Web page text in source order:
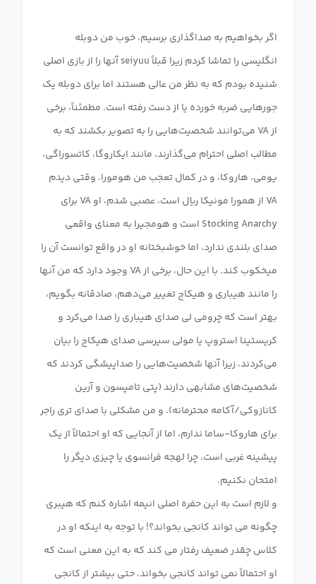
اگر بخواهیم به صداگذاری برسیم، خوب من دوبله
انگلیسی را تماشا کردم زیرا قبلاً seiyuu آنها را از بازی اصلی
شنیده بودم که به نظر من عالی هستند اما برای دوبله یک
جورهایی ضربه خورده یا از دست رفته است. مطمئناً، برخی
از VA می‌توانند شخصیت‌هایی را به تصویر بکشند که به
مطالب اصلی احترام می‌گذارند، مانند ایکاروگا، کاتسوراگی،
یومی، هاروکا، و در کمال تعجب من هومورا. وقتی دیدم
VA از همورا مونیکا ریال است، عصبی شدم، او VA برای
Stocking Anarchy است و هومجیرا به معنای واقعی
صدای بلندی ندارد، اما خوشبختانه او در واقع توانست آن را
میخکوب کند. با این حال، برخی از VA وجود دارد که من آنها
را مانند هیباری و هیکاج تغییر می‌دهم، صادقانه بگویم،
بهتر است که چرومی لی صدای هیباری را صدا می‌کرد و
کریستینا استروپ یا مولی سیرسی صدای هیکاج را بیان
می‌کردند، زیرا آنها شخصیت‌هایی را صداپیشگی کردند که
شخصیت‌های مشابهی دارند (پتی تامپسون و آرین
کانازوکی/آکامه محترمانه). و من مشکلی با صدای تری راجر
برای هاروکا-ساما ندارم، اما از آنجایی که او احتمالاً از یک
پیشینه غربی است، چرا لهجه فرانسوی یا چیزی دیگر را
و لازم است به این حفره اصلی انیمه اشاره کنم که هیبری
چگونه می تواند کانجی بخواند؟! با توجه به اینکه او در
کلاس چقدر ضعیف رفتار می کند که به این معنی است که
او احتمالاً نمی تواند کانجی بخواند، حتی بیشتر از کانجی